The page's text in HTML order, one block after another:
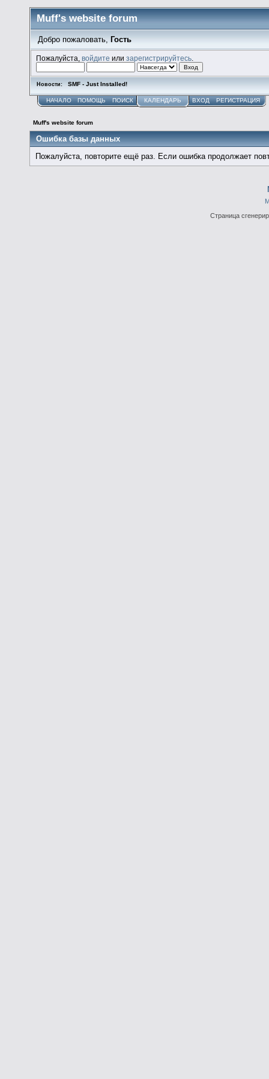
Muff's website forum
Добро пожаловать, Гость
Пожалуйста,войдите илизарегистрируйтесь
Новости: SMF - Just Installed!
НАЧАЛО ПОМОЩЬ ПОИСК КАЛЕНДАРЬ ВХОД РЕГИСТРАЦИЯ
Muff's website forum
Ошибка базы данных
Пожалуйста, повторите ещё раз. Если ошибка продолжает
Страница